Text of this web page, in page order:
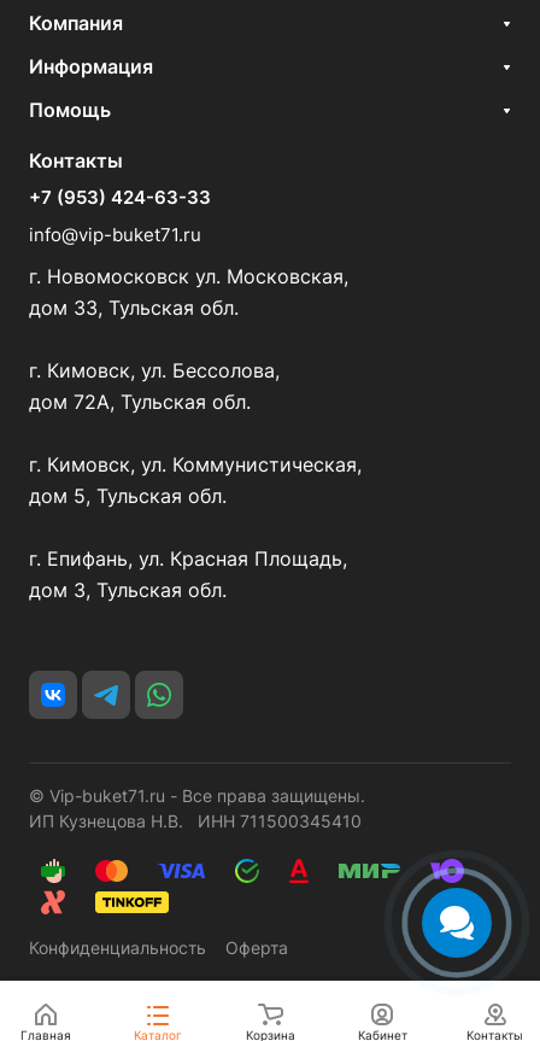
Компания
Информация
Помощь
Контакты
+7 (953) 424-63-33
info@vip-buket71.ru
г. Новомосковск ул. Московская,
дом 33, Тульская обл.
г. Кимовск, ул. Бессолова,
дом 72А, Тульская обл.
г. Кимовск, ул. Коммунистическая,
дом 5, Тульская обл.
г. Епифань, ул. Красная Площадь,
дом 3, Тульская обл.
© Vip-buket71.ru - Все права защищены.
ИП Кузнецова Н.В. ИНН 711500345410
Конфиденциальность Оферта
Главная Каталог Корзина Кабинет Контакты